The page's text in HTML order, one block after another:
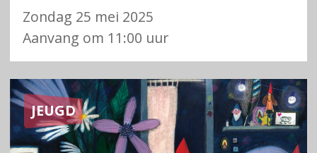
Zondag 25 mei 2025
Aanvang om 11:00 uur
JEUGD